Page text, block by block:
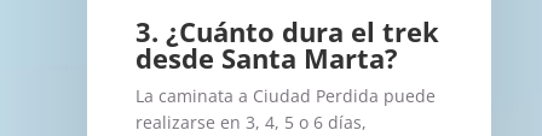
3. ¿Cuánto dura el trek
desde Santa Marta?
La caminata a Ciudad Perdida puede
realizarse en 3, 4, 5 o 6 días,